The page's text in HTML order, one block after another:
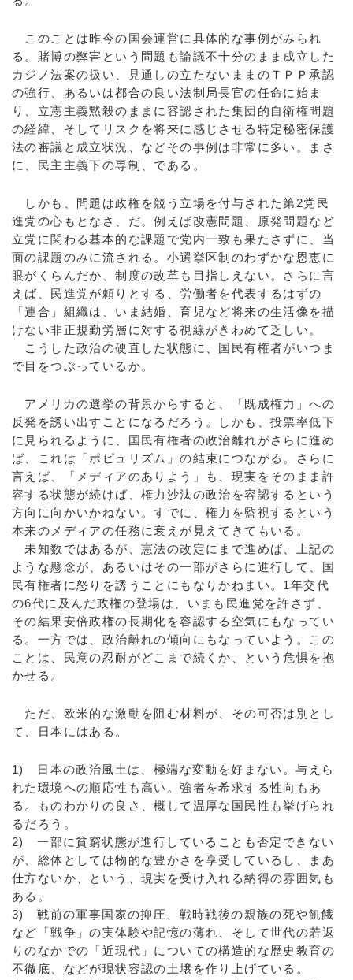
このことは昨今の国会運営に具体的な事例がみられ
る。賭博の弊害という問題も論議不十分のまま成立した
カジノ法案の扱い、見通しの立たないままのＴＰＰ承認
の強行、あるいは都合の良い法制局長官の任命に始ま
り、立憲主義黙殺のままに容認された集団的自衛権問題
の経緯、そしてリスクを将来に感じさせる特定秘密保護
法の審議と成立状況、などその事例は非常に多い。まさ
に、民主主義下の専制、である。
しかも、問題は政権を競う立場を付与された第2党民
進党の心もとなさ、だ。例えば改憲問題、原発問題など
立党に関わる基本的な課題で党内一致も果たさずに、当
面の課題のみに流される。小選挙区制のわずかな恩恵に
眼がくらんだか、制度の改革も目指しえない。さらに言
えば、民進党が頼りとする、労働者を代表するはずの
「連合」組織は、いま結婚、育児など将来の生活像を描
けない非正規勤労層に対する視線がきわめて乏しい。
こうした政治の硬直した状態に、国民有権者がいつま
で目をつぶっているか。
アメリカの選挙の背景からすると、「既成権力」への
反発を誘い出すことになるだろう。しかも、投票率低下
に見られるように、国民有権者の政治離れがさらに進め
ば、これは「ポピュリズム」の結束につながる。さらに
言えば、「メディアのありよう」も、現実をそのまま許
容する状態が続けば、権力沙汰の政治を容認するという
方向に向かいかねない。すでに、権力を監視するという
本来のメディアの任務に衰えが見えてきてもいる。
未知数ではあるが、憲法の改定にまで進めば、上記の
ような懸念が、あるいはその一部がさらに進行して、国
民有権者に怒りを誘うことにもなりかねまい。1年交代
の6代に及んだ政権の登場は、いまも民進党を許さず、
その結果安倍政権の長期化を容認する空気にもなってい
る。一方では、政治離れの傾向にもなっていよう。この
ことは、民意の忍耐がどこまで続くか、という危惧を抱
かせる。
ただ、欧米的な激動を阻む材料が、その可否は別とし
て、日本にはある。
1) 日本の政治風土は、極端な変動を好まない。与えら
れた環境への順応性も高い。強者を希求する性向もあ
る。ものわかりの良さ、概して温厚な国民性も挙げられ
るだろう。
2) 一部に貧窮状態が進行していることも否定できない
が、総体としては物的な豊かさを享受しているし、まあ
仕方ないか、という、現実を受け入れる納得の雰囲気も
ある。
3) 戦前の軍事国家の抑圧、戦時戦後の親族の死や飢餓
など「戦争」の実体験や記憶の薄れ、そして世代の若返
りのなかでの「近現代」についての構造的な歴史教育の
不徹底、などが現状容認の土壌を作り上げている。